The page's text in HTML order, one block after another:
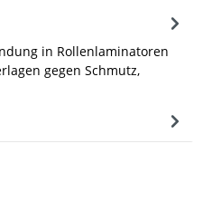
in Rollenlaminatoren
gegen Schmutz,